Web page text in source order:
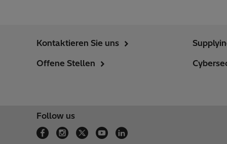
Kontaktieren Sie uns
Offene Stellen
Follow us